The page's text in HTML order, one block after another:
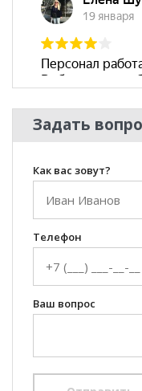
действительны
могут отличаться
салонах сети!
Задать
Как вас зовут?
Телефон
Ваш вопрос